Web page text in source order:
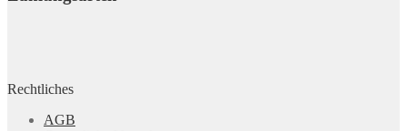
Rechtliches
AGB